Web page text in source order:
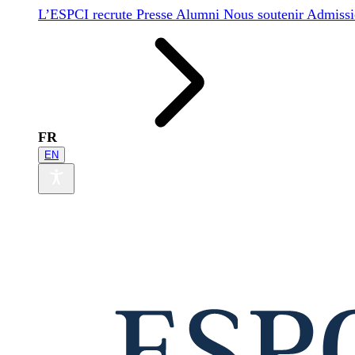
L’ESPCI recrute Presse Alumni Nous soutenir
FR
EN